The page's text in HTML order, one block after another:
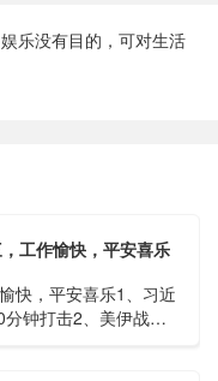
乐没有目的，可对生活
工作愉快，平安喜乐
快，平安喜乐1、习近
钟打击2、美伊战争